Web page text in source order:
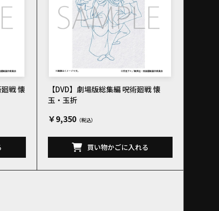
戦 懐
【DVD】劇場版総集編 呪術廻戦 懐
玉・玉折
￥9,350
買い物かごに入れる